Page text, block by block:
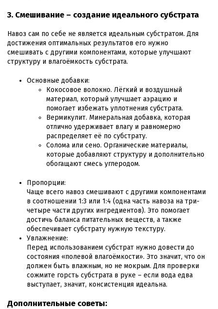
3. Смешивание – создание идеального субстрата
Навоз сам по себе не является идеальным субстратом. Для
достижения оптимальных результатов его нужно
смешивать с другими компонентами, которые улучшают
структуру и влагоёмкость субстрата.
Основные добавки:
Кокосовое волокно. Лёгкий и воздушный
материал, который улучшает аэрацию и
помогает избежать уплотнения субстрата.
Вермикулит. Минеральная добавка, которая
отлично удерживает влагу и равномерно
распределяет её по субстрату.
Солома или сено. Органические материалы,
которые добавляют структуру и дополнительно
обогащают смесь углеродом.
Пропорции:
Чаще всего навоз смешивают с другими компонентами
в соотношении 1:3 или 1:4 (одна часть навоза на три-
четыре части других ингредиентов). Это помогает
достичь баланса питательных веществ, а также
обеспечивает субстрату нужную текстуру.
Увлажнение:
Перед использованием субстрат нужно довести до
состояния «полевой влагоёмкости». Это значит, что он
должен быть влажным, но не мокрым. Для проверки
сожмите горсть субстрата в руке – если вода едва
выступает, значит, консистенция идеальна.
Дополнительные советы: